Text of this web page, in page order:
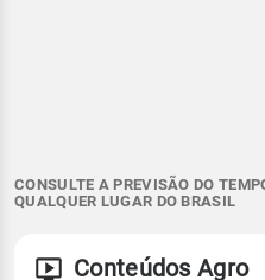
CONSULTE A PREVISÃO DO
QUALQUER LUGAR DO BRASIL
Conteúdos Agro